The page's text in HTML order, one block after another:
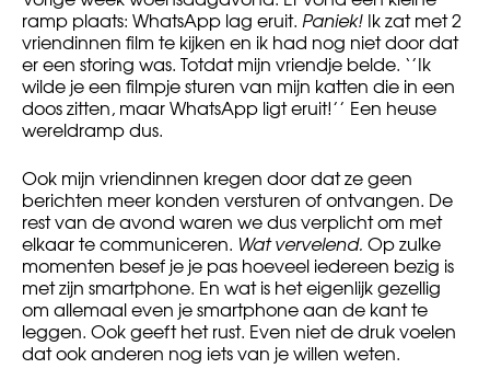
ramp plaats: WhatsApp lag eruit. Paniek! Ik zat met 2
vriendinnen film te kijken en ik had nog niet door dat
er een storing was. Totdat mijn vriendje belde. ‘’Ik
wilde je een filmpje sturen van mijn katten die in een
doos zitten, maar WhatsApp ligt eruit!’’ Een heuse
wereldramp dus.
Ook mijn vriendinnen kregen door dat ze geen
berichten meer konden versturen of ontvangen. De
rest van de avond waren we dus verplicht om met
elkaar te communiceren. Wat vervelend. Op zulke
momenten besef je je pas hoeveel iedereen bezig is
met zijn smartphone. En wat is het eigenlijk gezellig
om allemaal even je smartphone aan de kant te
leggen. Ook geeft het rust. Even niet de druk voelen
dat ook anderen nog iets van je willen weten.